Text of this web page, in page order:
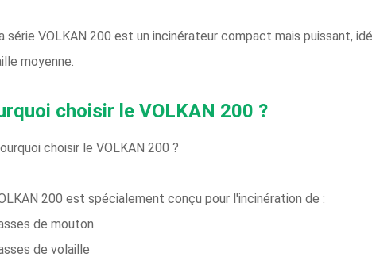
série VOLKAN 200 est un incinérateur compact mais puissant,
moyenne.
choisir le VOLKAN 200 ?
choisir le VOLKAN 200 ?
200 est spécialement conçu pour l'incinération de :
de mouton
de volaille